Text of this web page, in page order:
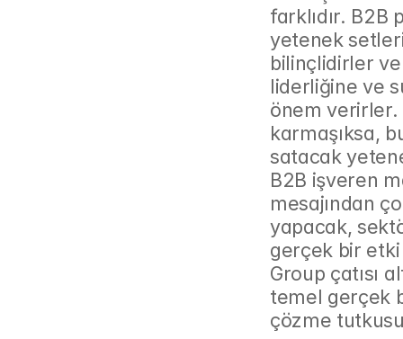
farklıdır.
yetenek
bilinçlidirler
liderliğine ve
önem
karmaşıksa,
satacak
B2B işveren
mesajından
yapacak,
gerçek bir etki
Group çatısı
temel gerçek
çözme